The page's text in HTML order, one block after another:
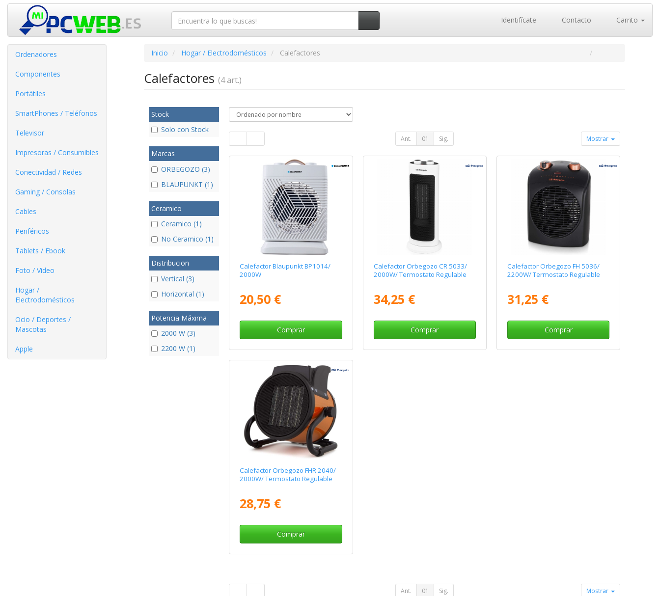
Identifícate Contacto Carrito
Ordenadores
Componentes
Portátiles
SmartPhones / Teléfonos
Televisor
Impresoras / Consumibles
Conectividad / Redes
Gaming / Consolas
Cables
Periféricos
Tablets / Ebook
Foto / Video
Hogar /
Electrodomésticos
Ocio / Deportes /
Mascotas
Apple
Inicio Hogar / Electrodomésticos Calefactores
Calefactores (4 art.)
Stock
Solo con Stock
Marcas
ORBEGOZO (3)
BLAUPUNKT (1)
Ceramico
Ceramico (1)
No Ceramico (1)
Distribucion
Vertical (3)
Horizontal (1)
Potencia Máxima
2000 W (3)
2200 W (1)
Ant. 01 Sig. Mostrar
Calefactor Blaupunkt BP1014/
2000W
20,50 €
Comprar
Calefactor Orbegozo CR 5033/
2000W/ Termostato Regulable
34,25 €
Comprar
Calefactor Orbegozo FH 5036/
2200W/ Termostato Regulable
31,25 €
Comprar
Calefactor Orbegozo FHR 2040/
2000W/ Termostato Regulable
28,75 €
Comprar
Ant. 01 Sig. Mostrar